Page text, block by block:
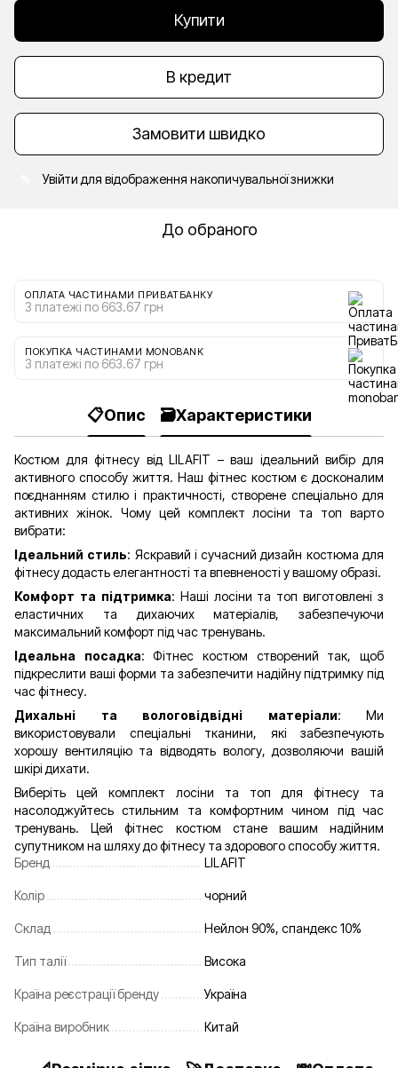
Купити
В кредит
Замовити швидко
Увійти для відображення накопичувальної знижки
До обраного
ОПЛАТА ЧАСТИНАМИ ПРИВАТБАНКУ
3 платежі по 663.67 грн
ПОКУПКА ЧАСТИНАМИ MONOBANK
3 платежі по 663.67 грн
📋Опис 🗃️Характеристики
Костюм для фітнесу від LILAFIT – ваш ідеальний вибір для
активного способу життя. Наш фітнес костюм є досконалим
поєднанням стилю і практичності, створене спеціально для
активних жінок. Чому цей комплект лосіни та топ варто
вибрати:
Ідеальний стиль: Яскравий і сучасний дизайн костюма для
фітнесу додасть елегантності та впевненості у вашому образі.
Комфорт та підтримка: Наші лосіни та топ виготовлені з
еластичних та дихаючих матеріалів, забезпечуючи
максимальний комфорт під час тренувань.
Ідеальна посадка: Фітнес костюм створений так, щоб
підкреслити ваші форми та забезпечити надійну підтримку під
час фітнесу.
Дихальні та вологовідвідні матеріали: Ми
використовували спеціальні тканини, які забезпечують
хорошу вентиляцію та відводять вологу, дозволяючи вашій
шкірі дихати.
Виберіть цей комплект лосіни та топ для фітнесу та
насолоджуйтесь стильним та комфортним чином під час
тренувань. Цей фітнес костюм стане вашим надійним
супутником на шляху до фітнесу та здорового способу життя.
Бренд
LILAFIT
Колір чорний
Склад Нейлон 90%, спандекс 10%
Тип талії Висока
Країна реєстрації бренду Україна
Країна виробник Китай